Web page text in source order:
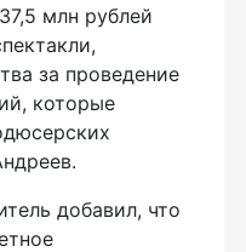
млн рублей
за проведение
которые
добавил, что